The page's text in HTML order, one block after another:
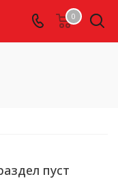
0
пуст